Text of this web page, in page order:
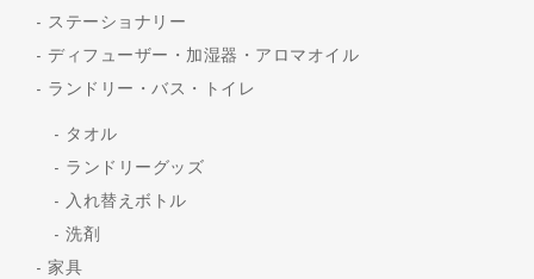
ステーショナリー
ディフューザー・加湿器・アロマオイル
ランドリー・バス・トイレ
タオル
ランドリーグッズ
入れ替えボトル
洗剤
家具